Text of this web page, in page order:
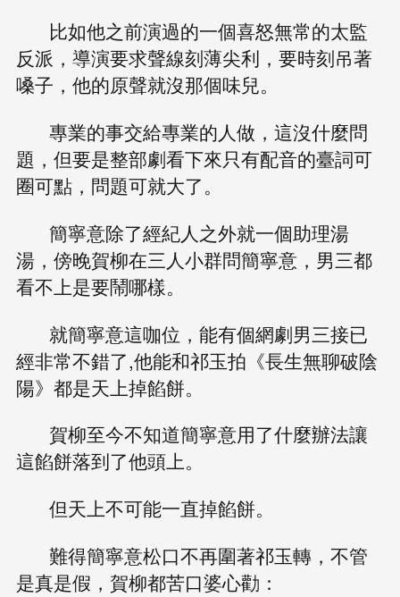
比如他之前演過的一個喜怒無常的太監
反派，導演要求聲線刻薄尖利，要時刻吊著
嗓子，他的原聲就沒那個味兒。
專業的事交給專業的人做，這沒什麼問
題，但要是整部劇看下來只有配音的臺詞可
圈可點，問題可就大了。
簡寧意除了經紀人之外就一個助理湯
湯，傍晚賀柳在三人小群問簡寧意，男三都
看不上是要鬧哪樣。
就簡寧意這咖位，能有個網劇男三接已
經非常不錯了,他能和祁玉拍《長生無聊破陰
陽》都是天上掉餡餅。
賀柳至今不知道簡寧意用了什麼辦法讓
這餡餅落到了他頭上。
但天上不可能一直掉餡餅。
難得簡寧意松口不再圍著祁玉轉，不管
是真是假，賀柳都苦口婆心勸：